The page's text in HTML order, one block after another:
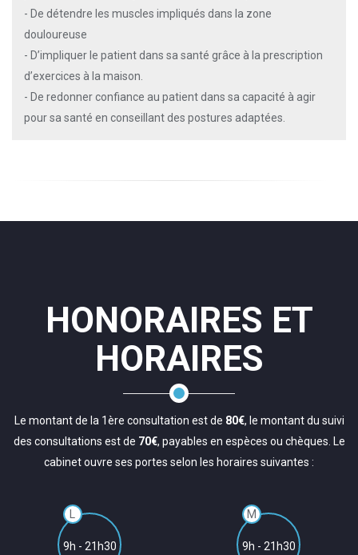
- De détendre les muscles impliqués dans la zone
douloureuse
- D’impliquer le patient dans sa santé grâce à la prescription
d’exercices à la maison.
- De redonner confiance au patient dans sa capacité à agir
pour sa santé en conseillant des postures adaptées.
HONORAIRES ET
HORAIRES
Le montant de la 1ère consultation est de 80€, le montant du suivi
des consultations est de 70€, payables en espèces ou chèques. Le
cabinet ouvre ses portes selon les horaires suivantes :
9h - 21h30
M
9h - 21h30